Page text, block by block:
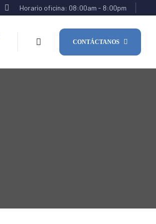
Horario oficina: 08:00am - 8:00pm
CONTÁCTANOS